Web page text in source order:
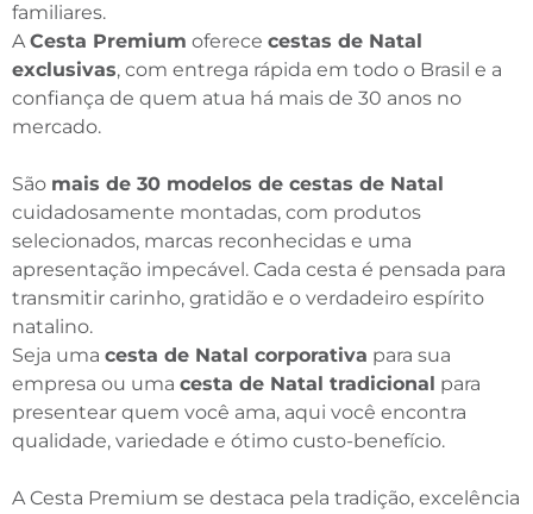
familiares.
ACesta Premium oferece cestas de Natal
exclusivas, com entrega rápida em todo o Brasil e a
confiança de quem atua há mais de 30 anos no
mercado.
São mais de 30 modelos de cestas de Natal
cuidadosamente montadas, com produtos
selecionados, marcas reconhecidas e uma
apresentação impecável. Cada cesta é pensada para
transmitir carinho, gratidão e o verdadeiro espírito
natalino.
Seja uma cesta de Natal corporativa para sua
empresa ou uma cesta de Natal tradicional para
presentear quem você ama, aqui você encontra
qualidade, variedade e ótimo custo-benefício.
A Cesta Premium se destaca pela tradição, excelência